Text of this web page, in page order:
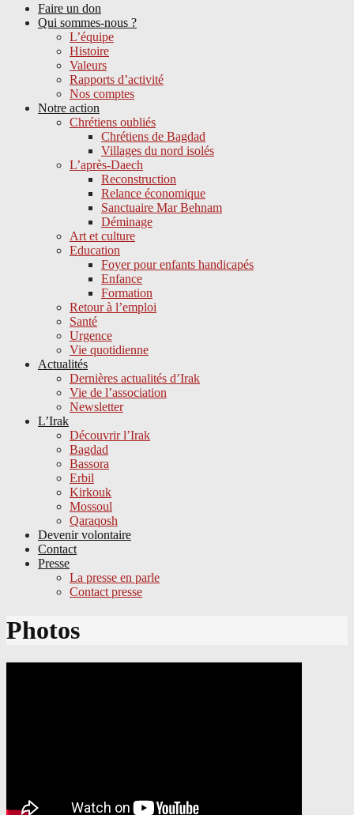
Faire un don
Qui sommes-nous ?
L’équipe
Histoire
Valeurs
Rapports d’activité
Nos comptes
Notre action
Chrétiens oubliés
Chrétiens de Bagdad
Villages du nord isolés
L’après-Daech
Reconstruction
Relance économique
Sanctuaire Mar Behnam
Déminage
Art et culture
Education
Foyer pour enfants handicapés
Enfance
Formation
Retour à l’emploi
Santé
Urgence
Vie quotidienne
Actualités
Dernières actualités d’Irak
Vie de l’association
Newsletter
L’Irak
Découvrir l’Irak
Bagdad
Bassora
Erbil
Kirkouk
Mossoul
Qaraqosh
Devenir volontaire
Contact
Presse
La presse en parle
Contact presse
to
Photos